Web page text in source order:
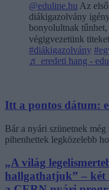
@eduline.hu Az
diákigazolvány
bonyolultnak tűnhet,
végigvezetünk
#diákigazolvány
♬ eredeti hang -
Itt a pontos dátum:
Bár a nyári szünetnek
pihenhettek legközelebb
„A világ
hallgathatjuk” – két